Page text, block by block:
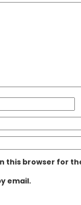
this browser for
email.